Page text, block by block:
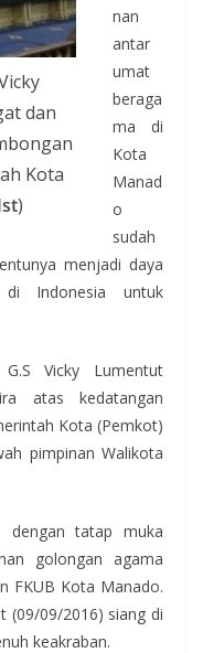
dan
Kota
)
nan
antar
umat
beraga
ma di
Kota
Manad
o
sudah
menjadi daya
Indonesia untuk
Vicky Lumentut
atas kedatangan
Kota (Pemkot)
pimpinan Walikota
dengan tatap muka
golongan agama
FKUB Kota Manado.
(09/09/2016) siang di
keakraban.